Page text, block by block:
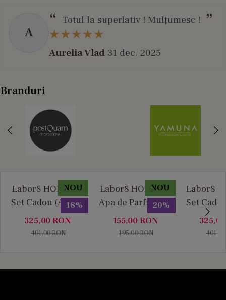
A
Totul la superlativ ! Mulțumesc !
Aurelia Vlad 31 dec. 2025
Branduri
NOU
18%
Labor8 HOD 881 -
Set Cadou (Apa de
Parfum 100 ml +
Apa de Parfum 10
325,00 RON
401,00RON
NOU
20%
Labor8 HOD 881 -
Apa de Parfum, 30
ml, Unisex
155,00 RON
195,00RON
Labor8
Set
Parfum
Apa de